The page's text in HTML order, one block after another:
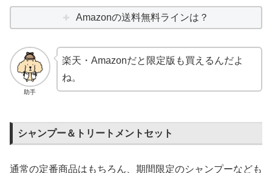
Amazonの送料無料ラインは？
助手
楽天・Amazonだと限定版も買えるんだよ
ね。
シャンプー＆トリートメントセット
通常の定番商品はもちろん、期間限定のシャンプーなども